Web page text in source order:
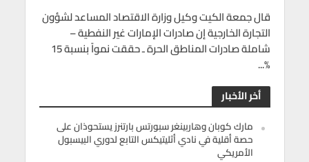
قال جمعة الكيت وكيل وزارة الاقتصاد المساعد لشؤون
التجارة الخارجية إن صادرات الإمارات غير النفطية –
شاملة صادرات المناطق الحرة ـ حققت نمواً بنسبة 15
%...
أخر الأخبار
مارك كوبان وهاربينغر سبورتس بارتنرز يستحوذان على
حصة أقلية في نادي أثليتيكس التابع لدوري البيسبول
الأمريكي